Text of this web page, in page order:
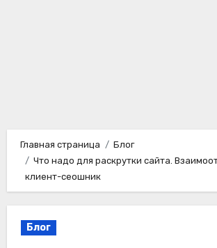
Главная страница
Блог
Что надо для раскрутки сайта.
клиент-сеошник
Блог